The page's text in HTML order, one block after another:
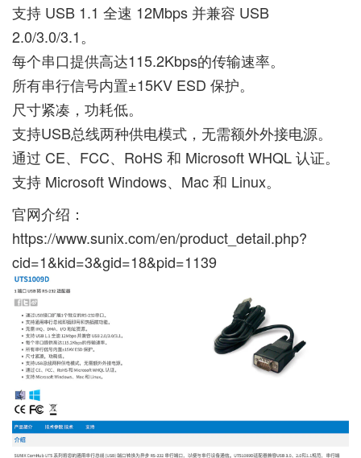
支持 USB 1.1 全速 12Mbps 并兼容 USB
2.0/3.0/3.1。
每个串口提供高达115.2Kbps的传输速率。
所有串行信号内置±15KV ESD 保护。
尺寸紧凑，功耗低。
支持USB总线两种供电模式，无需额外外接电源。
通过 CE、FCC、RoHS 和 Microsoft WHQL 认证。
支持 Microsoft Windows、Mac 和 Linux。
官网介绍：
https://www.sunix.com/en/product_detail.php?
cid=1&kid=3&gid=18&pid=1139